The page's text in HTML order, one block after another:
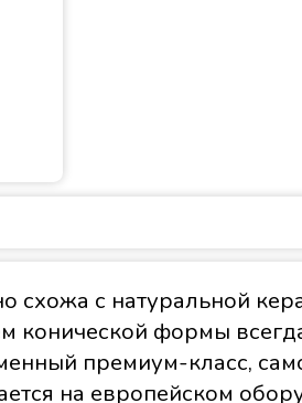
схожа с натуральной
формы
премиум-класс,
на европейском